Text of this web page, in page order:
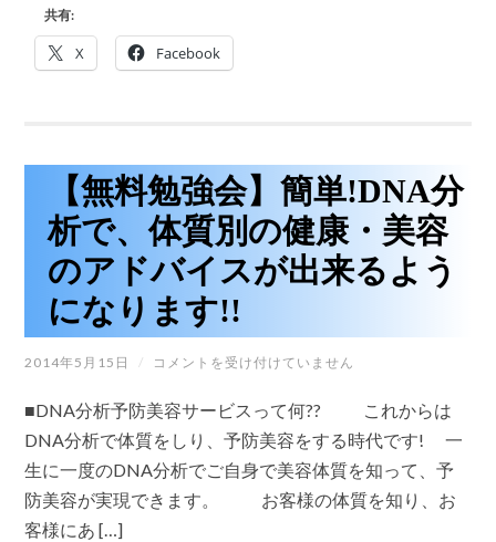
ク
IZUNN
300000
売
れ
て
い
ま
す。
は
共有:
X Facebook
【無料勉強会】簡単!DNA分
析で、体質別の健康・美容
のアドバイスが出来るよう
になります!!
2014年5月15日 /
【無
勉
強
会】
簡
単!DNA
分
析
コメントを受け付けていません
■DNA分析予防美容サービスって何?? これからは
DNA分析で体質をしり、予防美容をする時代です! 一
生に一度のDNA分析でご自身で美容体質を知って、予
防美容が実現できます。 お客様の体質を知り、お
客様にあ […]